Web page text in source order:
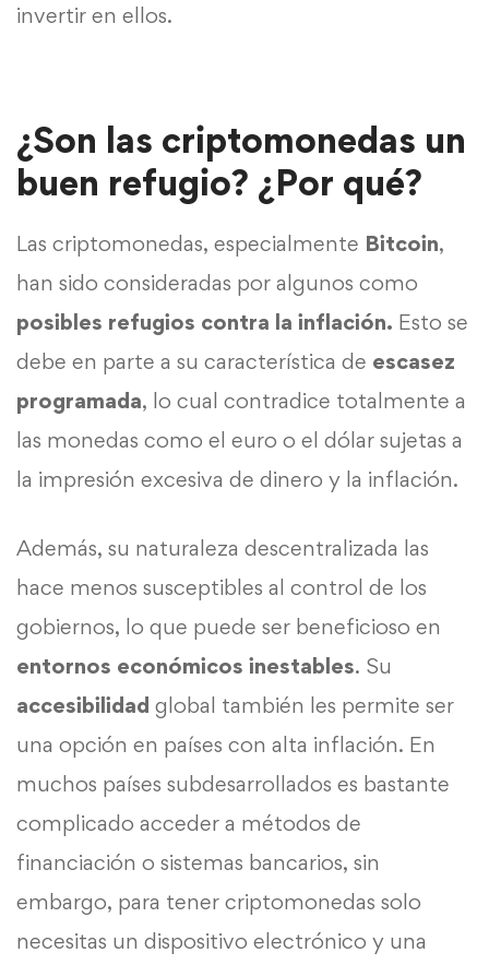
invertir en ellos.
¿Son las criptomonedas un
buen refugio? ¿Por qué?
Las criptomonedas, especialmente Bitcoin,
han sido consideradas por algunos como
posibles refugios contra la inflación. Esto se
debe en parte a su característica de escasez
programada, lo cual contradice totalmente a
las monedas como el euro o el dólar sujetas a
la impresión excesiva de dinero y la inflación.
Además, su naturaleza descentralizada las
hace menos susceptibles al control de los
gobiernos, lo que puede ser beneficioso en
entornos económicos inestables. Su
accesibilidad global también les permite ser
una opción en países con alta inflación. En
muchos países subdesarrollados es bastante
complicado acceder a métodos de
financiación o sistemas bancarios, sin
embargo, para tener criptomonedas solo
necesitas un dispositivo electrónico y una